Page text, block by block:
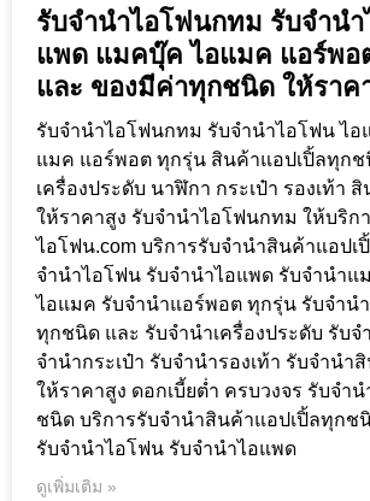
รับจำนำไอโฟนกทม รับจำนำ
แพด แมคบุ๊ค ไอแมค แอร์พอ
และ ของมีค่าทุกชนิด ให้ราค
รับจำนำไอโฟนกทม รับจำนำไอโฟน ไ
แมค แอร์พอต ทุกรุ่น สินค้าแอปเปิ้ลทุกช
เครื่องประดับ นาฬิกา กระเป๋า รองเท้า
ให้ราคาสูง รับจำนำไอโฟนกทม ให้บริก
ไอโฟน.com บริการรับจำนำสินค้าแอปเ
จำนำไอโฟน รับจำนำไอแพด รับจำนำแ
ไอแมค รับจำนำแอร์พอต ทุกรุ่น รับจำน
ทุกชนิด และ รับจำนำเครื่องประดับ รับจ
จำนำกระเป๋า รับจำนำรองเท้า รับจำนำ
ให้ราคาสูง ดอกเบี้ยต่ำ ครบวงจร รับจำ
ชนิด บริการรับจำนำสินค้าแอปเปิ้ลทุกช
รับจำนำไอโฟน รับจำนำไอแพด
ดูเพิ่มเติม »